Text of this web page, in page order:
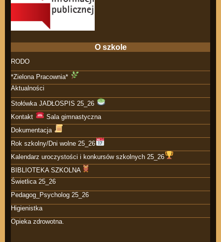
O szkole
RODO
*Zielona Pracownia*
Aktualności
Stołówka JADŁOSPIS 25_26
Kontakt
Sala gimnastyczna
Dokumentacja
Rok szkolny/Dni wolne 25_26
Kalendarz uroczystości i konkursów szkolnych 25_26
BIBLIOTEKA SZKOLNA
Świetlica 25_26
Pedagog_Psycholog 25_26
Higienistka
Opieka zdrowotna.